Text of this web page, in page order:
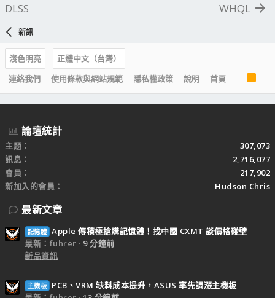
DLSS
WHQL
新訊
淺色明亮
正體中文（台灣）
連絡我們
使用條款與網站規範 隱私權政策 說明 首頁
R
S
S
論壇統計
主題
307,073
訊息
2,716,077
會員
217,902
新加入的會員
Hudson Chris
最新文章
記憶體 Apple 傳積極搶購記憶體！找中國 CXMT 談價格碰壁
最新：fuhrer
9 分鐘前
新品資訊
主機板
PCB、VRM 缺料成本提升，ASUS 率先調漲主機板